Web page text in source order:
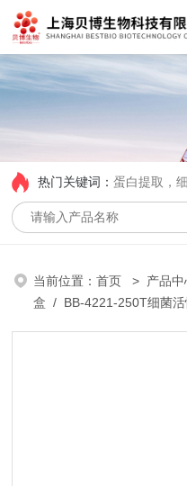
热门关键词：蛋白提取，
当前位置：首页 > 产品中
盒 / BB-4221-250T细菌活